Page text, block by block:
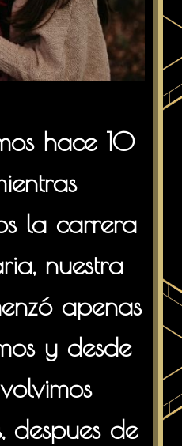
hace 10
la carrera
nuestra
apenas
y desde
despues de